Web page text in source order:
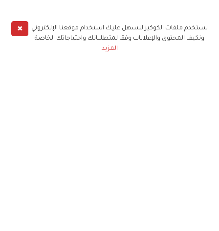
✖
نستخدم ملفات الكوكيز لنسهل عليك استخدام موقعنا الإلكتروني
ونكيف المحتوى والإعلانات وفقا لمتطلباتك واحتياجاتك الخاصة
المزيد